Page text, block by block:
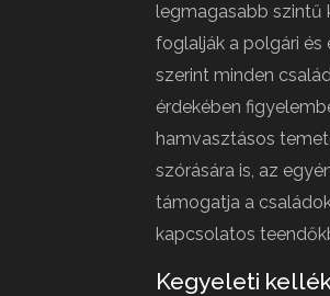
legmagasabb szintű
foglalják a polgári és
szerint minden
érdekében
hamvasztásos
szórására is, az
támogatja a
kapcsolatos
Kegyeleti